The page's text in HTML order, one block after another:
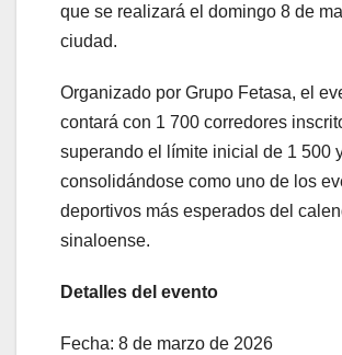
que se realizará el domingo 8 de
ciudad.
Organizado por Grupo Fetasa, el
contará con 1 700 corredores
superando el límite inicial de 1 500
consolidándose como uno de los
deportivos más esperados del
sinaloense.
Detalles del evento
Fecha: 8 de marzo de 2026